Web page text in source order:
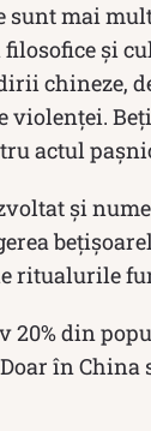
sunt mai
și
chineze,
actul
și
ritualurile
din
în China